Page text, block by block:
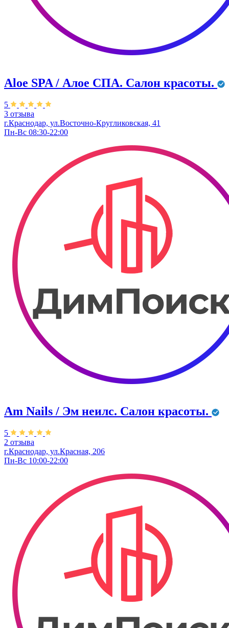
Aloe SPA / Алое СПА. Салон красоты.
5
3 отзыва
г.Краснодар, ул.Восточно-Кругликовская, 41
Пн-Вс 08:30-22:00
Am Nails / Эм неилс. Салон красоты.
5
2 отзыва
г.Краснодар, ул.Красная, 206
Пн-Вс 10:00-22:00